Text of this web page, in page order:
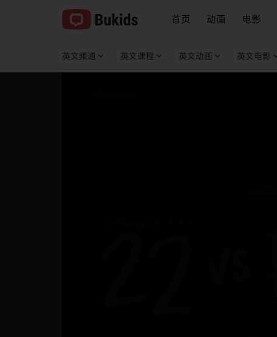
首页 动画 电影
英文频道 英文课程 英文动画 英文电影